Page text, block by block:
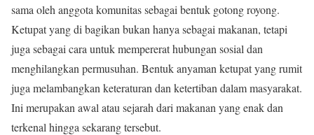
sama oleh anggota komunitas sebagai bentuk gotong royong.
Ketupat yang di bagikan bukan hanya sebagai makanan, tetapi
juga sebagai cara untuk mempererat hubungan sosial dan
menghilangkan permusuhan. Bentuk anyaman ketupat yang rumit
juga melambangkan keteraturan dan ketertiban dalam masyarakat.
Ini merupakan awal atau sejarah dari makanan yang enak dan
terkenal hingga sekarang tersebut.